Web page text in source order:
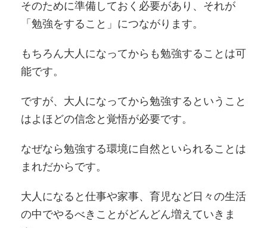
そのために準備しておく必要があり、それが
「勉強をすること」につながります。
もちろん大人になってからも勉強することは可
能です。
ですが、大人になってから勉強するということ
はよほどの信念と覚悟が必要です。
なぜなら勉強する環境に自然といられることは
まれだからです。
大人になると仕事や家事、育児など日々の生活
の中でやるべきことがどんどん増えていきま